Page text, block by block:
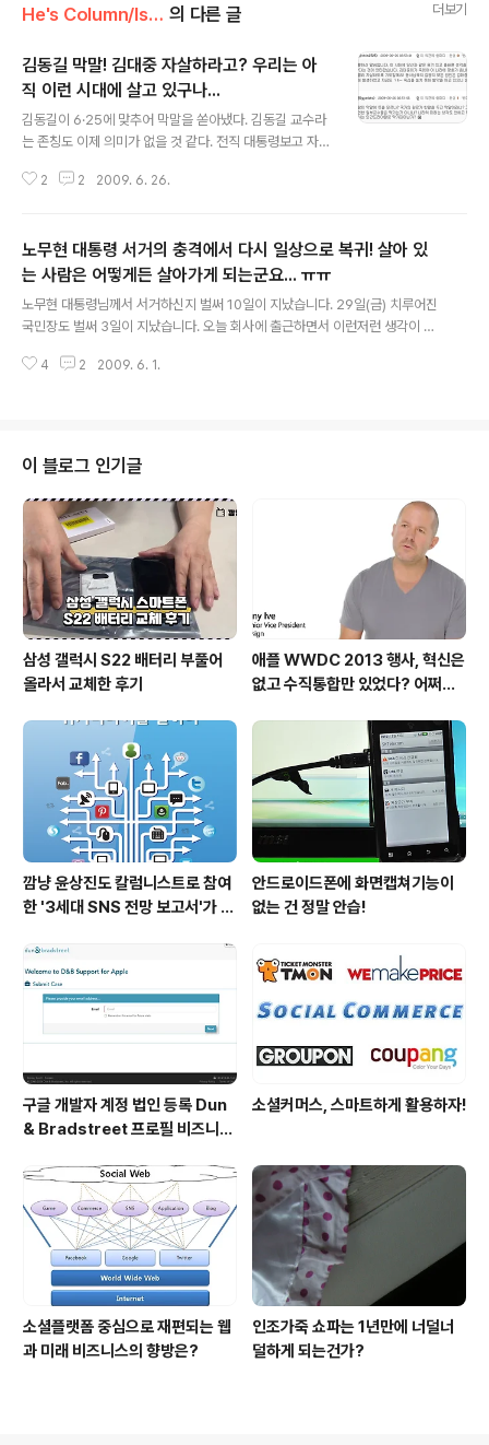
He's Column/Issue 의 다른 글 더보기
김동길 막말! 김대중 자살하라고? 우리는 아
직 이런 시대에 살고 있구나...
김동길이 6·25에 맞추어 막말을 쏟아냈다. 김동길 교수라
는 존칭도 이제 의미가 없을 것 같다. 전직 대통령보고 자살
로라고 이야기하고 있습니다. 더욱 놀라운 것은 동아일보
터 진보가 좌파, 좌빨이 되었는지 모르겠지만, 보수주의자
들이 모여 있는 동아일보에서 이런 댓글들이 달리는 것도
그리 놀라운 일은 아닌 것 같군요... 휴... 김동길 교수의 글
을 보면 이명박정부가 좌빨때문에 이명박정부가 속수무책
다. 과연 이명박은 대통령을 하면서 얼마나 해먹을까요? 4
2 2 2009. 6. 26.
노무현 대통령 서거의 충격에서 다시 일상으로 복귀! 살아 있
는 사람은 어떻게든 살아가게 되는군요... ㅠㅠ
노무현 대통령님께서 서거하신지 벌써 10일이 지났습니다. 29일(금) 치루어진
국민장도 벌써 3일이 지났습니다. 오늘 회사에 출근하면서 이런저런 생각이 들
게 된다는 평범한 진리... 이제 일상으로 복귀합니다. 다시 회사일을 해야 하고,
사회 등의 '시사'쪽 글도 집필할 계획입니다. 물론 그런 분야에 대하여 많이 알지
는 못하고 전문분야도 아니지만 제가 생각하는 것들을 표출할 필요는 있을 것 ..
4 2 2009. 6. 1.
이 블로그 인기글
삼성 갤럭시 S22 배터리 부풀어
올라서 교체한 후기
애플 WWDC 2013 행사, 혁신은
없고 수직통합만 있었다? 어쩌면
깜냥 윤상진도 칼럼니스트로 참여
한 '3세대 SNS 전망 보고서'가 발
안드로이드폰에 화면캡쳐기능이
없는 건 정말 안습!
구글 개발자 계정 법인 등록 Dun
& Bradstreet 프로필 비즈니스
소셜커머스, 스마트하게 활용하자!
소셜플랫폼 중심으로 재편되는 웹
과 미래 비즈니스의 향방은?
인조가죽 쇼파는 1년만에 너덜너
덜하게 되는건가?